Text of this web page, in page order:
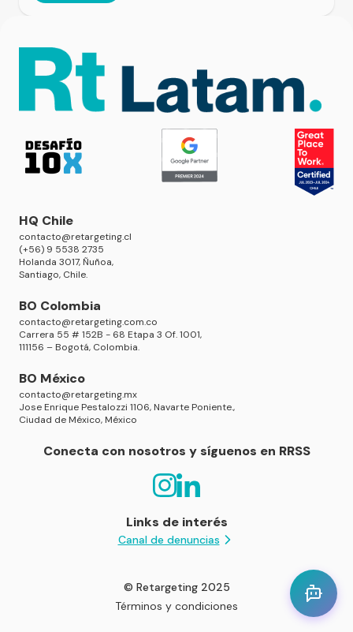
HQ Chile
contacto@retargeting.cl
(+56) 9 5538 2735
Holanda 3017, Ñuñoa,
Santiago, Chile.
BO Colombia
contacto@retargeting.com.co
Carrera 55 # 152B - 68 Etapa 3 Of. 1001,
111156 – Bogotá, Colombia.
BO México
contacto@retargeting.mx
Jose Enrique Pestalozzi 1106, Navarte Poniente.,
Ciudad de México, México
Conecta con nosotros y síguenos en RRSS
Links de interés
Canal de denuncias
© Retargeting 2025
Términos y condiciones